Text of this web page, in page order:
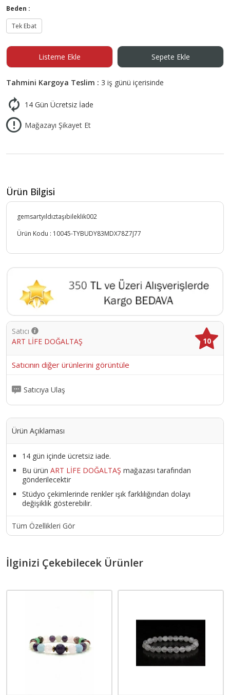
Beden :
Tek Ebat
Listeme Ekle Sepete Ekle
Tahmini Kargoya Teslim : 3 iş günü içerisinde
14 Gün Ücretsiz İade
Mağazayı Şikayet Et
Ürün Bilgisi
gemsartyıldıztaşıbileklik002
Ürün Kodu : 10045-TYBUDY83MDX78Z7J77
Satıcı
ART LİFE DOĞALTAŞ
10
Satıcının diğer ürünlerini görüntüle
Satıcıya Ulaş
Ürün Açıklaması
14 gün içinde ücretsiz iade.
Bu ürün ART LİFE DOĞALTAŞ mağazası tarafından
gönderilecektir
Stüdyo çekimlerinde renkler ışık farklılığından dolayı
değişiklik gösterebilir.
Tüm Özellikleri Gör
İlginizi Çekebilecek Ürünler